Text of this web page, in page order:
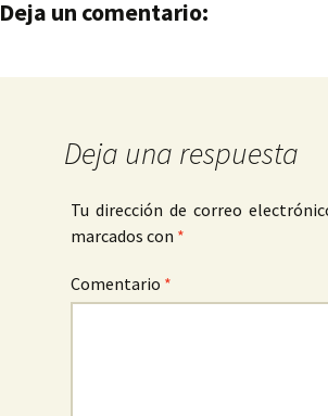
Deja un comentario:
Deja una respuesta
Tu dirección de correo
marcados con *
Comentario *